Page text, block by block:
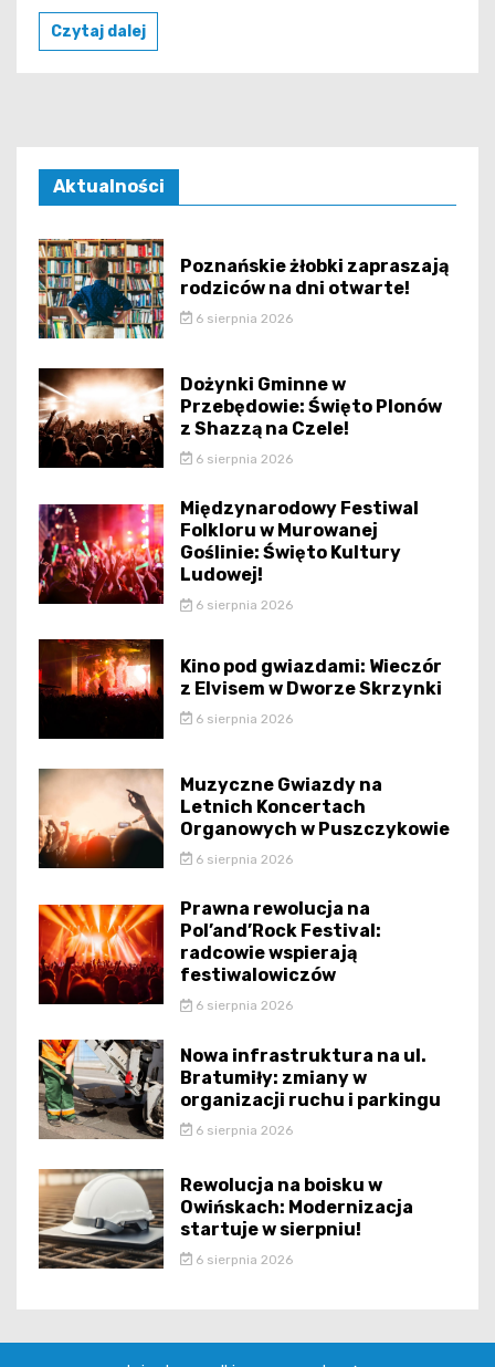
Czytaj dalej
Aktualności
Poznańskie żłobki zapraszają
rodziców na dni otwarte!
6 sierpnia 2026
Dożynki Gminne w
Przebędowie: Święto Plonów
z Shazzą na Czele!
6 sierpnia 2026
Międzynarodowy Festiwal
Folkloru w Murowanej
Goślinie: Święto Kultury
Ludowej!
6 sierpnia 2026
Kino pod gwiazdami: Wieczór
z Elvisem w Dworze Skrzynki
6 sierpnia 2026
Muzyczne Gwiazdy na
Letnich Koncertach
Organowych w Puszczykowie
6 sierpnia 2026
Prawna rewolucja na
Pol’and’Rock Festival:
radcowie wspierają
festiwalowiczów
6 sierpnia 2026
Nowa infrastruktura na ul.
Bratumiły: zmiany w
organizacji ruchu i parkingu
6 sierpnia 2026
Rewolucja na boisku w
Owińskach: Modernizacja
startuje w sierpniu!
6 sierpnia 2026